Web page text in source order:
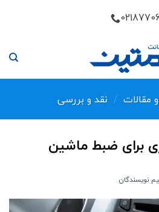
و مقالات / نقد و بررسی
برای ضبط ماشین
نویسندگان